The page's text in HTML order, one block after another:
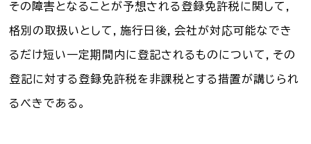
その障害となることが予想される登録免許税に関して，
格別の取扱いとして，施行日後，会社が対応可能なでき
るだけ短い一定期間内に登記されるものについて，その
登記に対する登録免許税を非課税とする措置が講じられ
るべきである。